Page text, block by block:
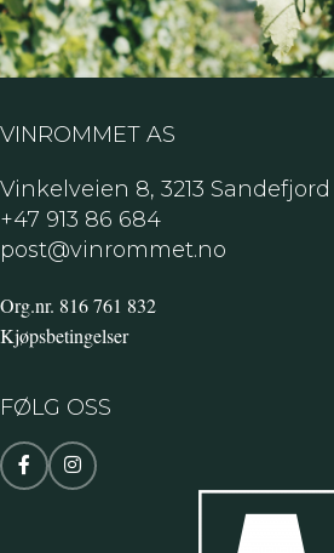
VINROMMET AS
Vinkelveien 8, 3213 Sandefjord
+47 913 86 684
post@vinrommet.no
Org.nr. 816 761 832
Kjøpsbetingelser
FØLG OSS